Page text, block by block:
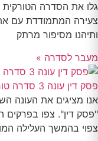
גלו את הסדרה
צעירה המתמודדת עם
ותיהנו מסיפור מרתק
מעבר לסדרה »
פסק דין עונה 3 סדרה טורקית
אנו מציגים את העונה
"פסק דין". צפו בפרקים
צפוי בהמשך העלילה